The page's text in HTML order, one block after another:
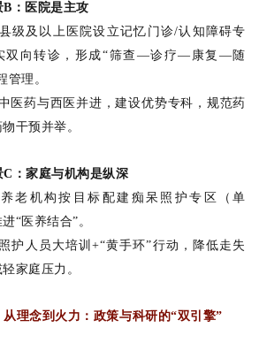
B：医院是主攻
级及以上医院设立记忆门诊/认知障碍专
双向转诊，形成“筛查—诊疗—康复—随
管理。
医药与西医并进，建设优势专科，规范药
干预并举。
C：家庭与机构是纵深
老机构按目标配建痴呆照护专区（单
“医养结合”。
护人员大培训+“黄手环”行动，降低走失
家庭压力。
从理念到火力：政策与科研的“双引擎”